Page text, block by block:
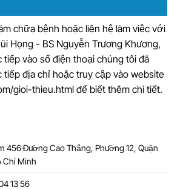
chữa bệnh hoặc liên hệ làm việc với
Họng - BS Nguyễn Trương Khương,
vào số điện thoại chúng tôi đã
địa chỉ hoặc truy cập vào website
gioi-thieu.html để biết thêm chi tiết.
456 Đường Cao Thắng, Phường 12, Quận
Chí Minh
13 56